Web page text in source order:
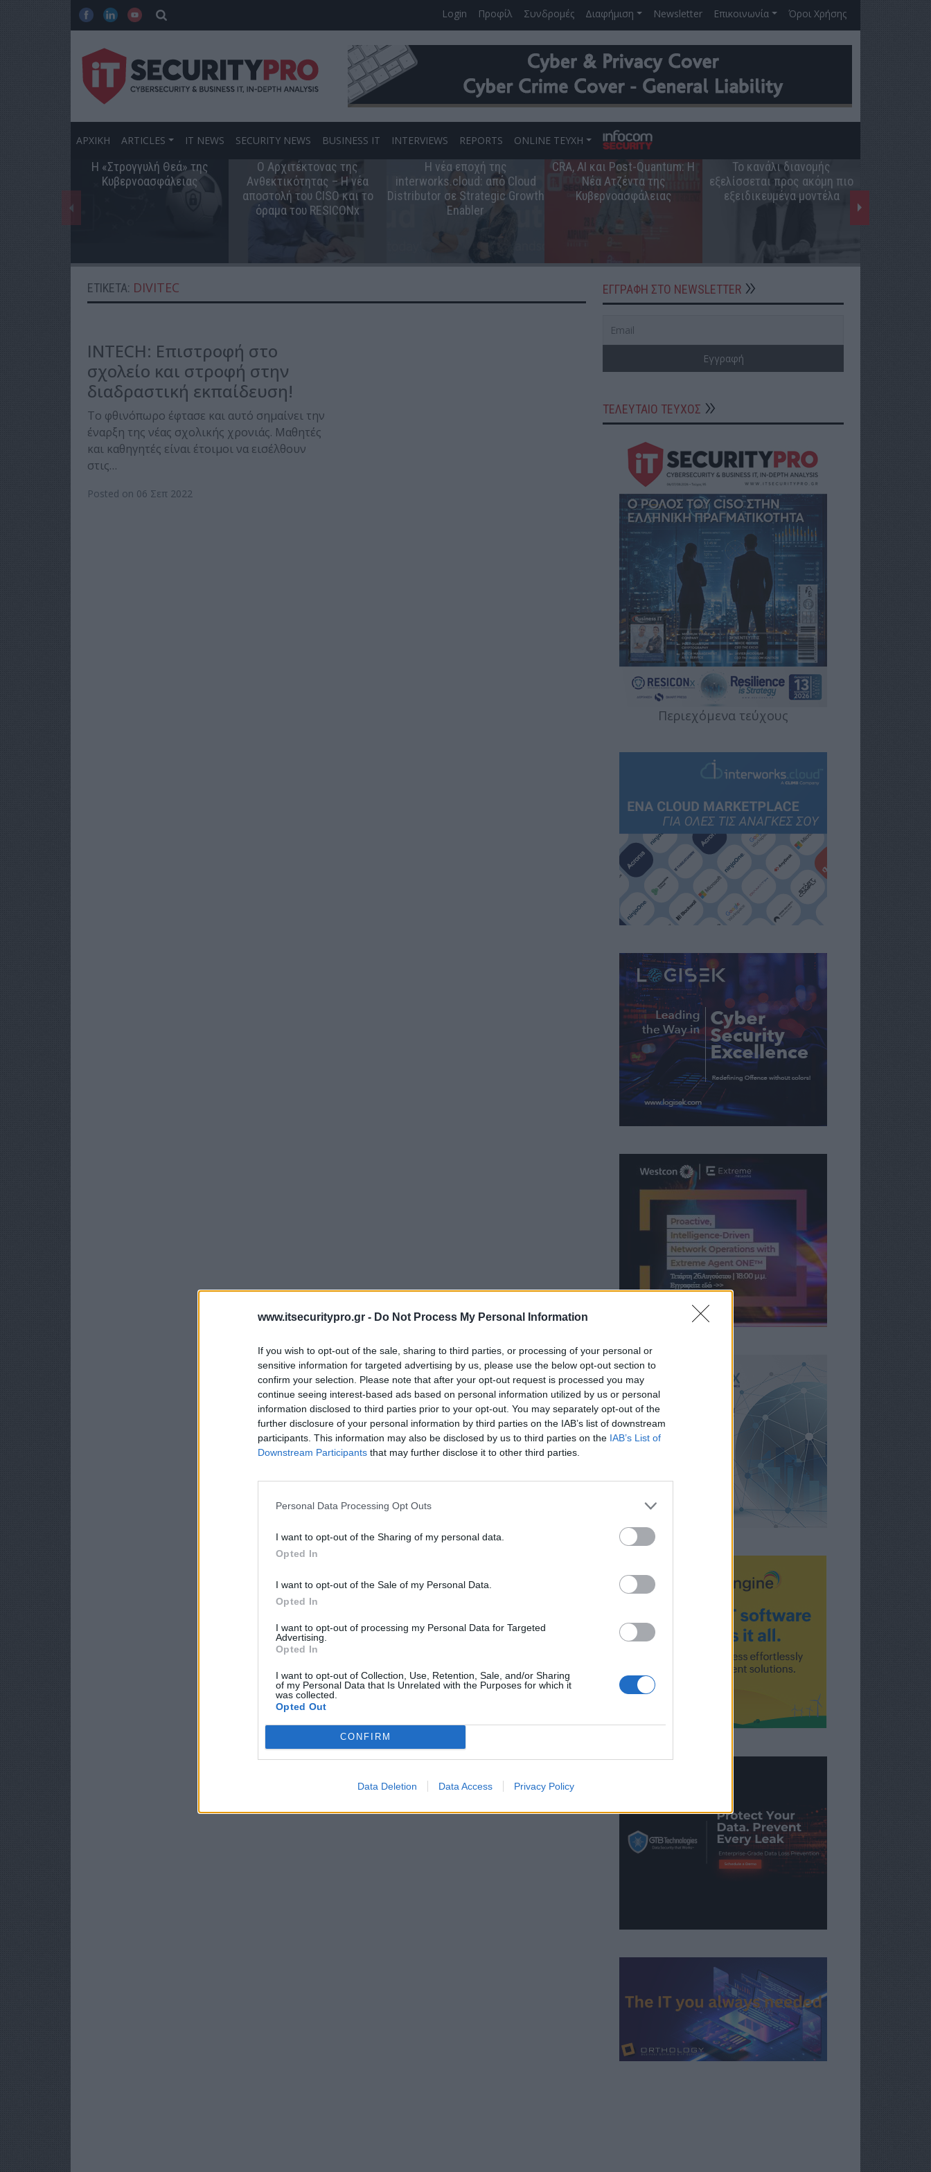
www.itsecuritypro.gr - Do Not Process My Personal Information
If you wish to opt-out of the sale, sharing to third parties, or processing of your personal or
sensitive information for targeted advertising by us, please use the below opt-out section to
confirm your selection. Please note that after your opt-out request is processed you may
continue seeing interest-based ads based on personal information utilized by us or personal
information disclosed to third parties prior to your opt-out. You may separately opt-out of the
further disclosure of your personal information by third parties on the IAB’s list of downstream
participants. This information may also be disclosed by us to third parties on the IAB’s List of
Downstream Participants that may further disclose it to other third parties.
Personal Data Processing Opt Outs
I want to opt-out of the Sharing of my personal data.
Opted In
I want to opt-out of the Sale of my Personal Data.
Opted In
I want to opt-out of processing my Personal Data for Targeted
Advertising.
Opted In
I want to opt-out of Collection, Use, Retention, Sale, and/or Sharing
of my Personal Data that Is Unrelated with the Purposes for which it
was collected.
Opted Out
CONFIRM
Data Deletion Data Access Privacy Policy
Login Προφίλ Συνδρομές Διαφήμιση Newsletter Επικοινωνία Όροι Χρήσης
ΑΡΧΙΚΗ ARTICLES IT NEWS SECURITY NEWS BUSINESS IT INTERVIEWS REPORTS ONLINE ΤΕΥΧΗ
Η «Στρογγυλή Θεά» της
Κυβερνοασφάλειας
Ο Αρχιτέκτονας της
Ανθεκτικότητας – Η νέα
αποστολή του CISO και το
όραμα του RESICONx
Η νέα εποχή της
interworks.cloud: από Cloud
Distributor σε Strategic Growth
Enabler
CRA, AI και Post-Quantum: Η
Νέα Ατζέντα της
Κυβερνοασφάλειας
Το κανάλι διανομής
εξελίσσεται προς ακόμη πιο
εξειδικευμένα μοντέλα
ΕΤΙΚΈΤΑ: DIVITEC
INTECH: Επιστροφή στο
σχολείο και στροφή στην
διαδραστική εκπαίδευση!
Το φθινόπωρο έφτασε και αυτό σημαίνει την
έναρξη της νέας σχολικής χρονιάς. Μαθητές
και καθηγητές είναι έτοιμοι να εισέλθουν
στις…
Posted on 06 Σεπ 2022
ΕΓΓΡΑΦΗ ΣΤΟ NEWSLETTER
ΤΕΛΕΥΤΑΙΟ ΤΕΥΧΟΣ
Περιεχόμενα τεύχους